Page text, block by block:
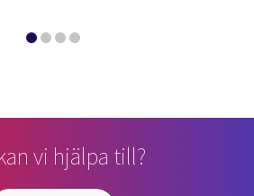
vi hjälpa till?